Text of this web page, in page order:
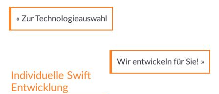
« Zur Technologieauswahl
Wir entwickeln für Sie! »
Individuelle Swift
Entwicklung